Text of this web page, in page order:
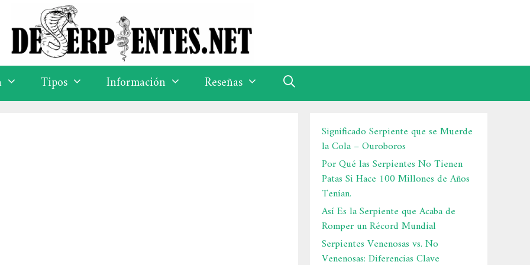
Tipos Información Reseñas
Significado Serpiente que se Muerde
la Cola – Ouroboros
Por Qué las Serpientes No Tienen
Patas Si Hace 100 Millones de Años
Tenían.
Así Es la Serpiente que Acaba de
Romper un Récord Mundial
Serpientes Venenosas vs. No
Venenosas: Diferencias Clave